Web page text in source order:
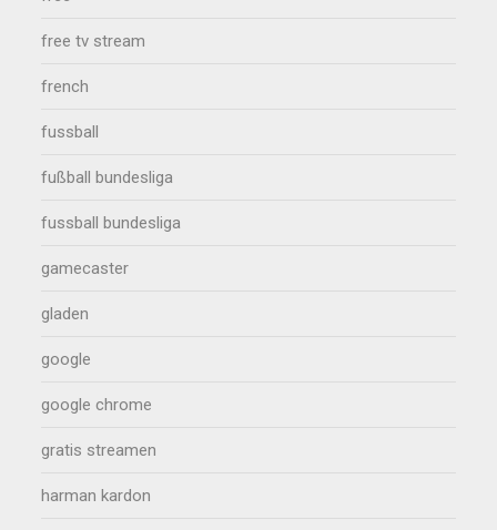
free tv stream
french
fussball
fußball bundesliga
fussball bundesliga
gamecaster
gladen
google
google chrome
gratis streamen
harman kardon